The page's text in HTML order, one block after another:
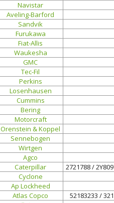
Navistar
Aveling-Barford
Sandvik
Furukawa
Fiat-Allis
Waukesha
GMC
Tec-Fil
Perkins
Losenhausen
Cummins
Bering
Motorcraft
Orenstein & Koppel
Sennebogen
Wirtgen
Agco
Caterpillar
2721788 /
Cyclone
Ap Lockheed
Atlas Copco
52183233 /